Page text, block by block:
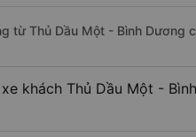
từ Thủ Dầu Một - Bình Dương
khách Thủ Dầu Một -